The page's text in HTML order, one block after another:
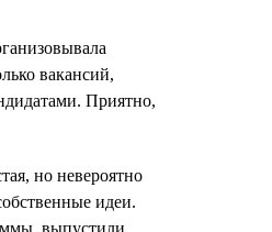
вакансий,
Приятно,
но невероятно
идеи.
выпустили